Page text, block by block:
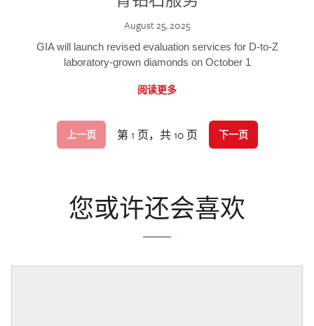
August 25, 2025
GIA will launch revised evaluation services for D-to-Z
laboratory-grown diamonds on October 1
阅读更多
上一页 第 1 页，共 10 页 下一页
您或许还会喜欢